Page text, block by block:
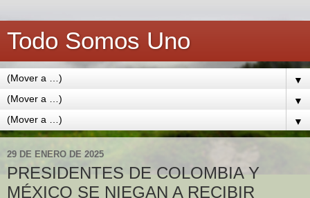
Todo Somos Uno
▼
▼
▼
29 DE ENERO DE 2025
PRESIDENTES DE COLOMBIA Y
MÉXICO SE NIEGAN A RECIBIR